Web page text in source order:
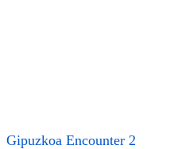
Gipuzkoa Encounter 2